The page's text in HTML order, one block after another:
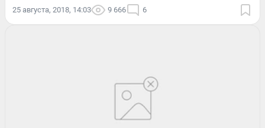
25 августа, 2018, 14:03 9 666 6